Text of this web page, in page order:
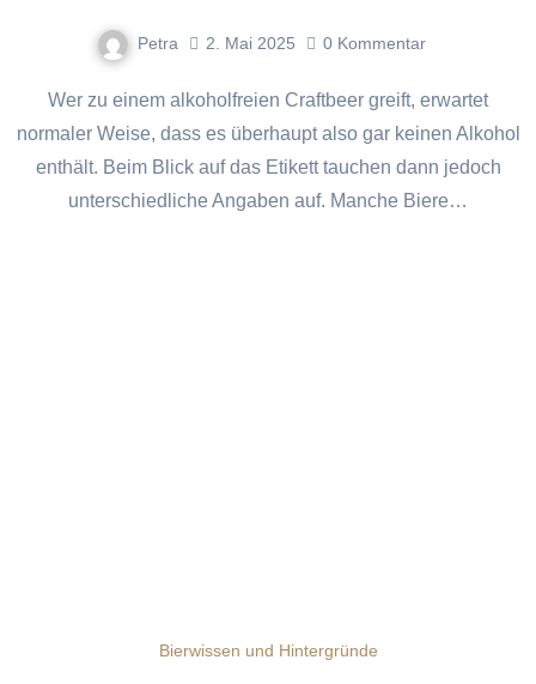
Petra 2. Mai 2025 0 Kommentar
Wer zu einem alkoholfreien Craftbeer greift, erwartet
normaler Weise, dass es überhaupt also gar keinen Alkohol
enthält. Beim Blick auf das Etikett tauchen dann jedoch
unterschiedliche Angaben auf. Manche Biere…
Bierwissen und Hintergründe